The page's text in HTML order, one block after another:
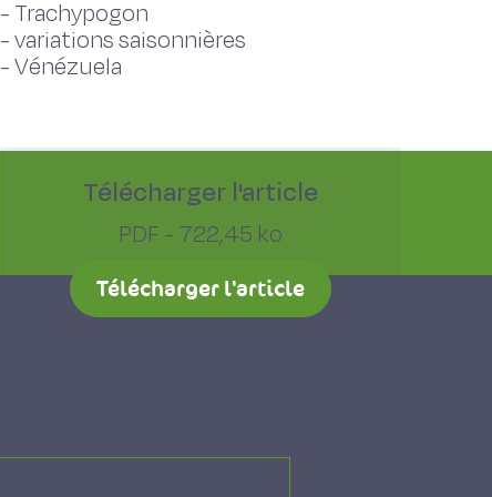
- Trachypogon
-variations saisonnières
-Vénézuela
Télécharger l'article
PDF - 722,45 ko
Télécharger l'article